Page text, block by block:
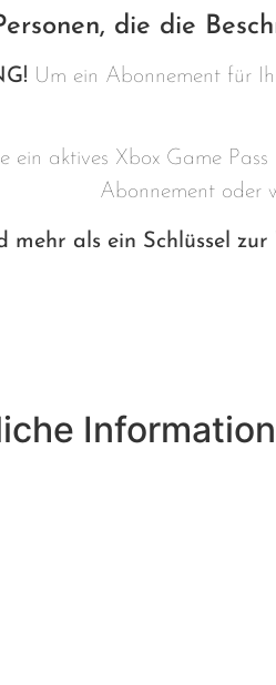
die die
Um ein Abonnement für
ein aktives Xbox Game
Abonnement oder
mehr als ein Schlüssel